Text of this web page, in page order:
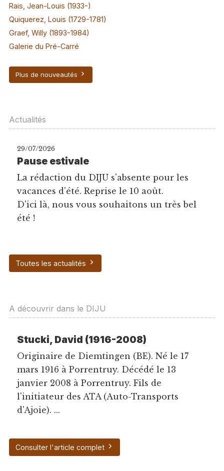
Rais, Jean-Louis (1933-)
Quiquerez, Louis (1729-1781)
Graef, Willy (1893-1984)
Galerie du Pré-Carré
Plus de nouveautés
Actualités
29/07/2026
Pause estivale
La rédaction du DIJU s'absente pour les
vacances d'été. Reprise le 10 août.
D'ici là, nous vous souhaitons un très bel
été !
Toutes les actualités
A découvrir dans le DIJU
Stucki, David (1916-2008)
Originaire de Diemtingen (BE). Né le 17
mars 1916 à Porrentruy. Décédé le 13
janvier 2008 à Porrentruy. Fils de
l'initiateur des ATA (Auto-Transports
d'Ajoie). ...
Consulter l'article complet